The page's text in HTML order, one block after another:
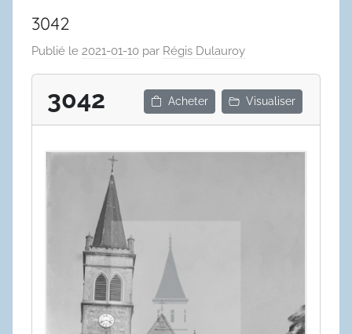
3042
Publié le 2021-01-10 par Régis Dulauroy
3042 Acheter Visualiser